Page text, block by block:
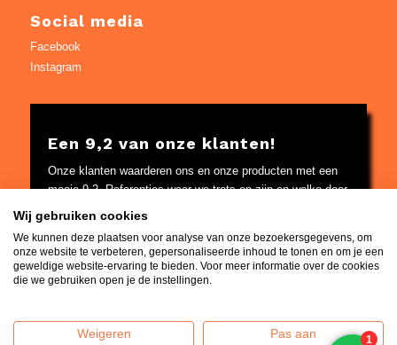
Social media
Facebook
Instagram
Een 9,2 van onze klanten!
Onze klanten waarderen ons en onze producten met een
mooie 9,2. Referenties waar we trots op zijn en welke door
Google worden gecontroleerd.
Bekijkhierde referenties
Wij gebruiken cookies
We kunnen deze plaatsen voor analyse van onze bezoekersgegevens, om
onze website te verbeteren, gepersonaliseerde inhoud te tonen en om je een
geweldige website-ervaring te bieden. Voor meer informatie over de cookies
die we gebruiken open je de instellingen.
Weigeren Pas aan